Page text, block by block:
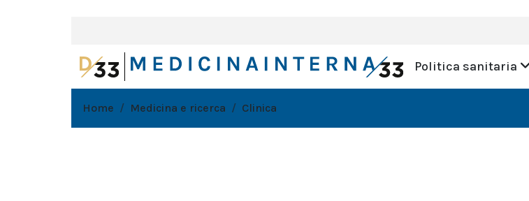
Politica sanitaria
Home Medicina e ricerca Clinica